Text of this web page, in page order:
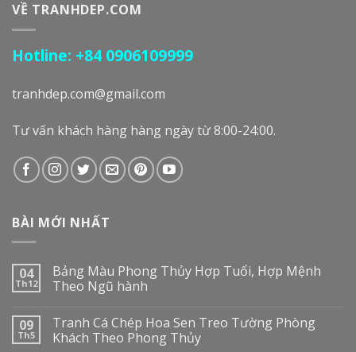
VỀ TRANHDEP.COM
Hotline: +84 0906109999
tranhdep.com@gmail.com
Tư vấn khách hàng hàng ngày từ 8:00-24:00.
BÀI MỚI NHẤT
04
Th12
Bảng Màu Phong Thủy Hợp Tuổi, Hợp Mệnh
Theo Ngũ hành
09
Th5
Tranh Cá Chép Hoa Sen Treo Tường Phòng
Khách Theo Phong Thủy